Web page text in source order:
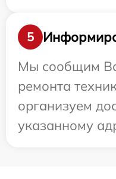
5
Мы сообщим
ремонта
организуем
указанному